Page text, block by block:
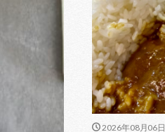
2026年08月06日